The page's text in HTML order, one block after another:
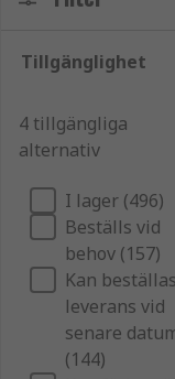
Det primära
enheter eller
Vilka typer
som är
störningar
tillämpar
från elektriskt
Tillgänglighet
4 tillgängliga
alternativ
I lager (496)
Beställs vid
behov (157)
Kan
leverans vid
senare
(144)